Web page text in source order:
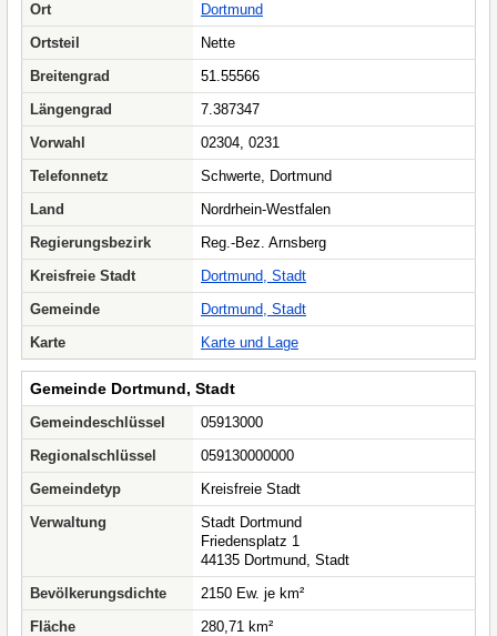
Ort
Dortmund
Ortsteil
Nette
Breitengrad
51.55566
Längengrad
7.387347
Vorwahl
02304, 0231
Telefonnetz
Schwerte, Dortmund
Land
Nordrhein-Westfalen
Regierungsbezirk
Reg.-Bez. Arnsberg
Kreisfreie Stadt
Dortmund, Stadt
Gemeinde
Dortmund, Stadt
Karte
Karte und Lage
Gemeinde Dortmund, Stadt
Gemeindeschlüssel
05913000
Regionalschlüssel
059130000000
Gemeindetyp
Kreisfreie Stadt
Verwaltung
Stadt Dortmund
Friedensplatz 1
44135 Dortmund, Stadt
Bevölkerungsdichte
2150 Ew. je km²
Fläche
280,71 km²